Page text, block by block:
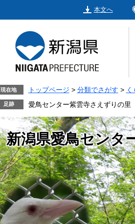
本文へ
現在地 トップページ > 分類でさがす >
愛鳥センター紫雲寺さえずりの里
新潟県愛鳥センタ